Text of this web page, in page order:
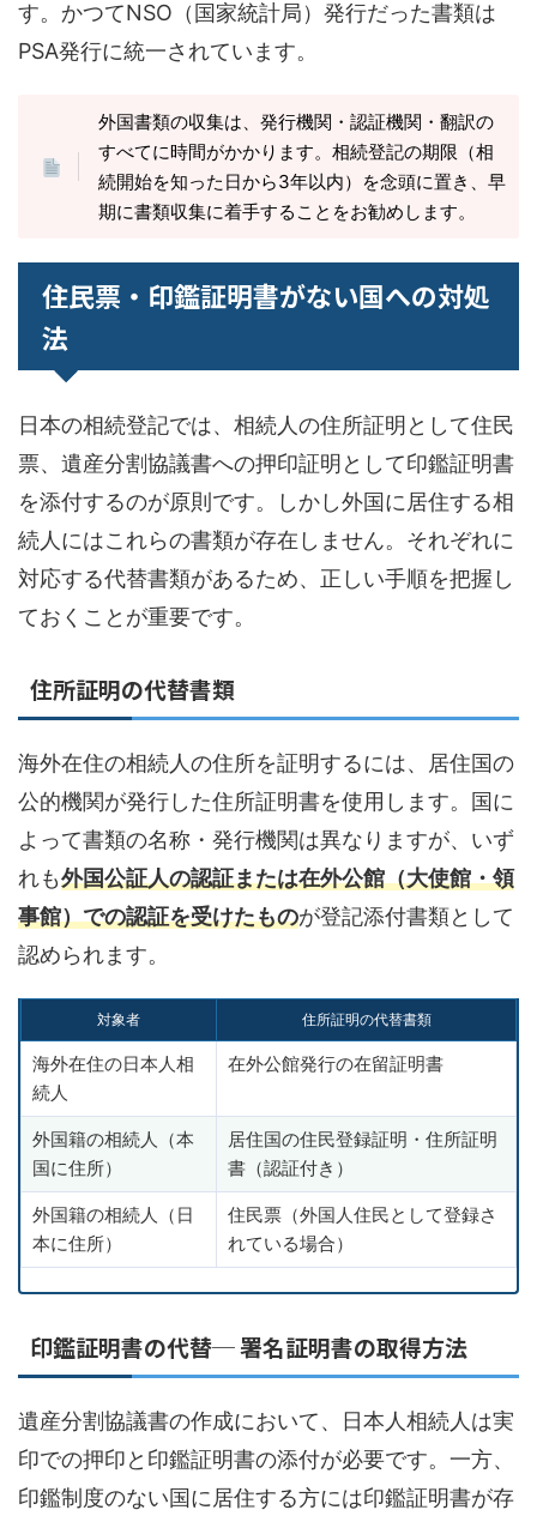
す。かつてNSO（国家統計局）発行だった書類は
PSA発行に統一されています。
外国書類の収集は、発行機関・認証機関・翻訳の
すべてに時間がかかります。相続登記の期限（相
続開始を知った日から3年以内）を念頭に置き、早
期に書類収集に着手することをお勧めします。
住民票・印鑑証明書がない国への対処
法
日本の相続登記では、相続人の住所証明として住民
票、遺産分割協議書への押印証明として印鑑証明書
を添付するのが原則です。しかし外国に居住する相
続人にはこれらの書類が存在しません。それぞれに
対応する代替書類があるため、正しい手順を把握し
ておくことが重要です。
住所証明の代替書類
海外在住の相続人の住所を証明するには、居住国の
公的機関が発行した住所証明書を使用します。国に
よって書類の名称・発行機関は異なりますが、いず
れも外国公証人の認証または在外公館（大使館・領
事館）での認証を受けたものが登記添付書類として
認められます。
対象者 住所証明の代替書類
海外在住の日本人相
続人
在外公館発行の在留証明書
外国籍の相続人（本
国に住所）
居住国の住民登録証明・住所証明
書（認証付き）
外国籍の相続人（日
本に住所）
住民票（外国人住民として登録さ
れている場合）
印鑑証明書の代替─ 署名証明書の取得方法
遺産分割協議書の作成において、日本人相続人は実
印での押印と印鑑証明書の添付が必要です。一方、
印鑑制度のない国に居住する方には印鑑証明書が存